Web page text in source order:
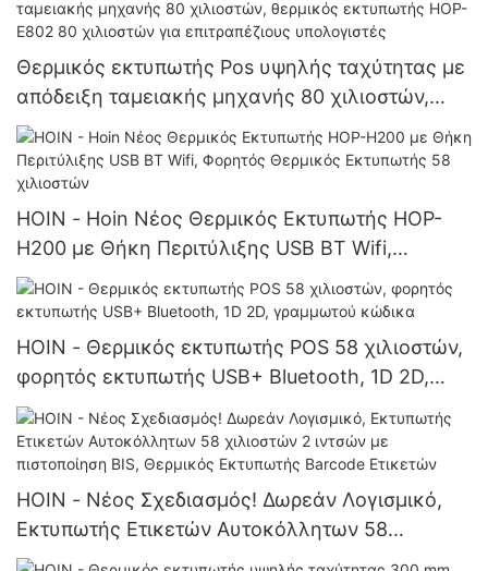
Θερμικός εκτυπωτής Pos υψηλής ταχύτητας με
απόδειξη ταμειακής μηχανής 80 χιλιοστών,
θερμικός εκτυπωτής HOP-E802 80 χιλιοστών
για επιτραπέζιους υπολογιστές
HOIN - Hoin Νέος Θερμικός Εκτυπωτής HOP-
H200 με Θήκη Περιτύλιξης USB BT Wifi,
Φορητός Θερμικός Εκτυπωτής 58 χιλιοστών
HOIN - Θερμικός εκτυπωτής POS 58 χιλιοστών,
φορητός εκτυπωτής USB+ Bluetooth, 1D 2D,
γραμμωτού κώδικα
HOIN - Νέος Σχεδιασμός! Δωρεάν Λογισμικό,
Εκτυπωτής Ετικετών Αυτοκόλλητων 58
χιλιοστών 2 ιντσών με πιστοποίηση BIS,